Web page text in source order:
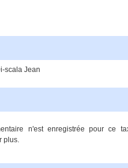
n'est enregistrée pour ce
plus.